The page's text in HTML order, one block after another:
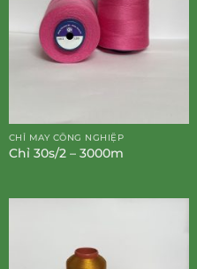
CHỈ MAY CÔNG NGHIỆP
Chỉ 30s/2 – 3000m